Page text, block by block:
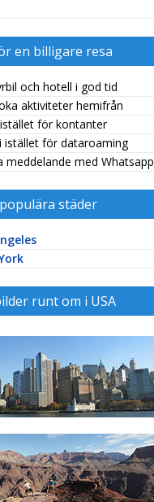
en billigare resa
och hotell i god tid
aktiviteter hemifrån
för kontanter
istället för dataroaming
meddelande med Whatsapp
städer
runt om i USA